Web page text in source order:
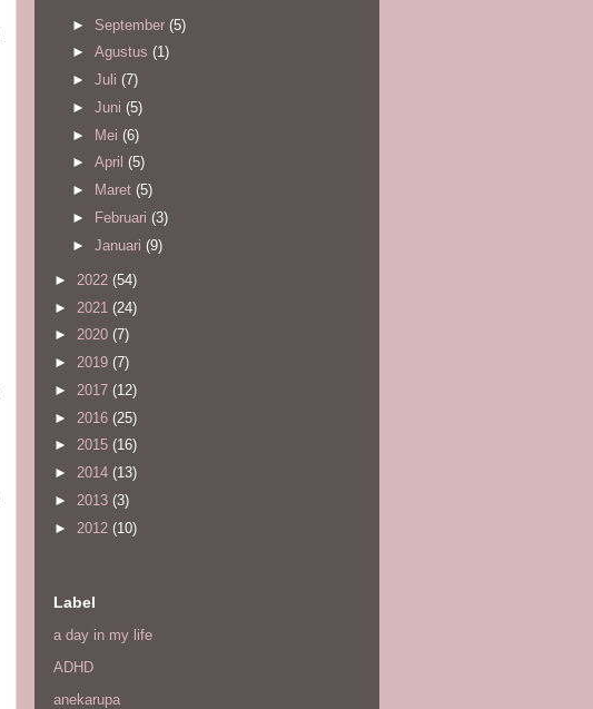
► September (5)
► Agustus (1)
► Juli (7)
► Juni (5)
► Mei (6)
► April (5)
►
Maret (5)
►
Februari (3)
► Januari (9)
► 2022 (54)
► 2021 (24)
► 2020 (7)
► 2019 (7)
► 2017 (12)
► 2016 (25)
► 2015 (16)
► 2014 (13)
► 2013 (3)
► 2012 (10)
Label
a day in my life
ADHD
anekarupa